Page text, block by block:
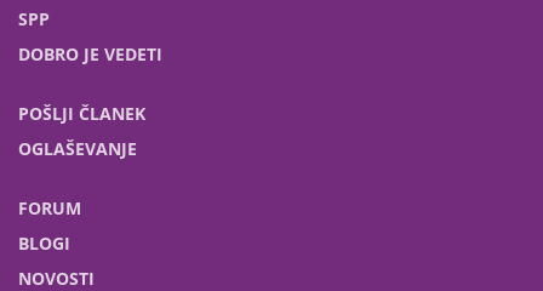
SPP
DOBRO JE VEDETI
POŠLJI ČLANEK
OGLAŠEVANJE
FORUM
BLOGI
NOVOSTI